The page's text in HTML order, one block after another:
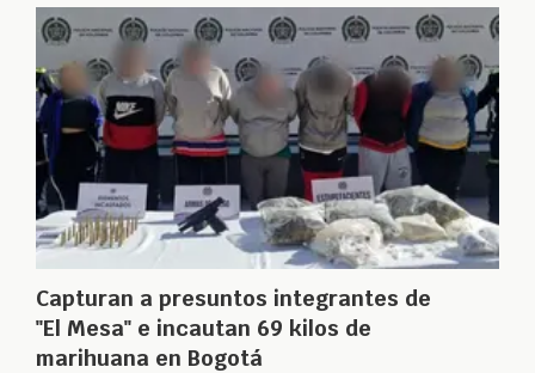
Capturan a presuntos integrantes de
"El Mesa" e incautan 69 kilos de
marihuana en Bogotá